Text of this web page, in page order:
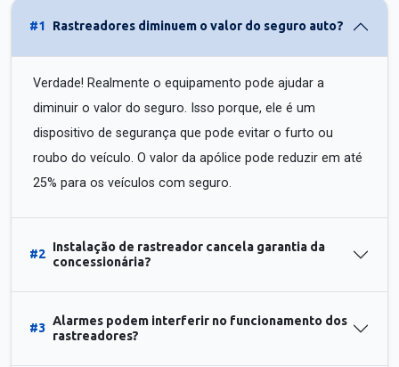
#1 Rastreadores diminuem o valor do seguro auto?
Verdade! Realmente o equipamento pode ajudar a
diminuir o valor do seguro. Isso porque, ele é um
dispositivo de segurança que pode evitar o furto ou
roubo do veículo. O valor da apólice pode reduzir em até
25% para os veículos com seguro.
#2
Instalação de rastreador cancela garantia da
concessionária?
#3
Alarmes podem interferir no funcionamento dos
rastreadores?